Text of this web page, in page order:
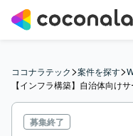
ココナラテック>案件を探す>
【インフラ構築】自治体向け
募集終了